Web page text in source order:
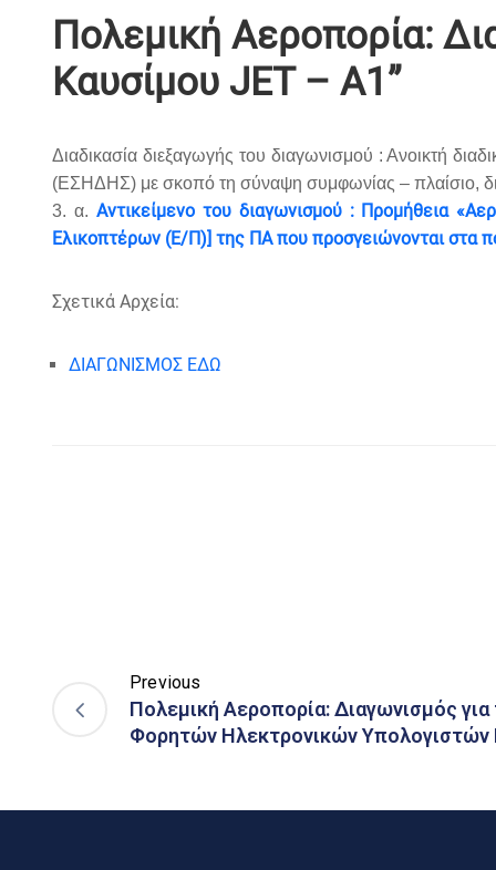
Πολεμική Αεροπορία:
Καυσίμου JET – Α1”
Διαδικασία διεξαγωγής του διαγωνισμού : Ανοικτή
(ΕΣΗΔΗΣ) με σκοπό τη σύναψη συμφωνίας – πλαίσιο,
3. α. Αντικείμενο του διαγωνισμού : Προμήθεια
Ελικοπτέρων (Ε/Π)] της ΠΑ που προσγειώνονται στα
Σχετικά Αρχεία:
ΔΙΑΓΩΝΙΣΜΟΣ ΕΔΩ
Previous
Πολεμική Αεροπορία: Διαγωνισμός
Φορητών Ηλεκτρονικών Υπολογιστών